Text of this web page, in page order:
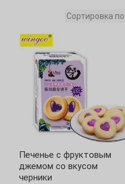
Печенье с фруктовым
джемом со вкусом
черники